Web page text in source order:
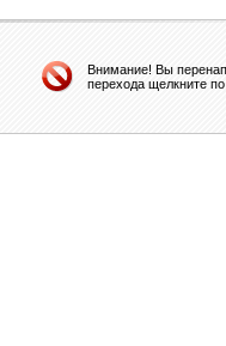
Внимание! Вы
перехода щелкните